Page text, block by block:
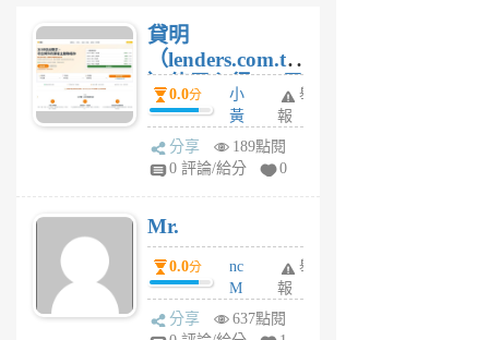
貸明
（lenders.com.tw
）使用心得 — 民
間貸款比較平台
體驗
0.0分
小
黃
蜂
1
舉
報
分享
189點閱
0 評論/給分
0
Mr.
0.0分
nc
M
U
F
舉
報
分享
637點閱